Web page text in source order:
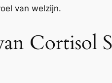
van welzijn.
Cortisol